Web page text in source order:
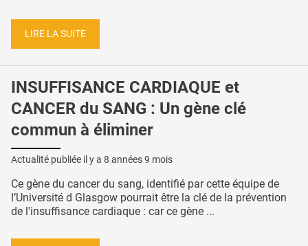
LIRE LA SUITE
INSUFFISANCE CARDIAQUE et
CANCER du SANG : Un gène clé
commun à éliminer
Actualité publiée il y a 8 années 9 mois
Ce gène du cancer du sang, identifié par cette équipe de
l’Université d Glasgow pourrait être la clé de la prévention
de l'insuffisance cardiaque : car ce gène ...